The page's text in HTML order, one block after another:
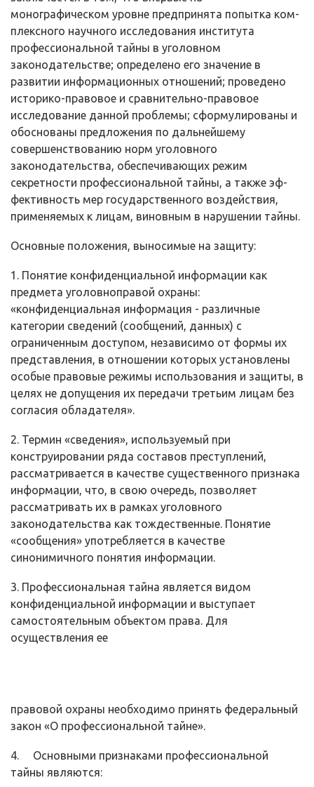
монографическом уровне предпринята попытка ком­
плексного научного исследования института
профессиональной тайны в уго­ловном
законодательстве; определено его значение в
развитии информаци­онных отношений; проведено
историко-правовое и сравнительно-правовое
исследование данной проблемы; сформулированы и
обоснованы предложе­ния по дальнейшему
совершенствованию норм уголовного
законодательства, обеспечивающих режим
секретности профессиональной тайны, а также эф­
фективность мер государственного воздействия,
применяемых к лицам, ви­новным в нарушении тайны.
Основные положения, выносимые на защиту:
1. Понятие конфиденциальной информации как
предмета уголовно­правой охраны:
«конфиденциальная информация - различные
категории све­дений (сообщений, данных) с
ограниченным доступом, независимо от формы их
представления, в отношении которых установлены
особые правовые ре­жимы использования и защиты, в
целях не допущения их передачи третьим лицам без
согласия обладателя».
2. Термин «сведения», используемый при
конструировании ряда соста­вов преступлений,
рассматривается в качестве существенного признака
ин­формации, что, в свою очередь, позволяет
рассматривать их в рамках уголов­ного
законодательства как тождественные. Понятие
«сообщения» употребля­ется в качестве
синонимичного понятия информации.
3. Профессиональная тайна является видом
конфиденциальной инфор­мации и выступает
самостоятельным объектом права. Для
осуществления ее
правовой охраны необходимо принять федеральный
закон «О профессио­нальной тайне».
4. Основными признаками профессиональной
тайны являются: